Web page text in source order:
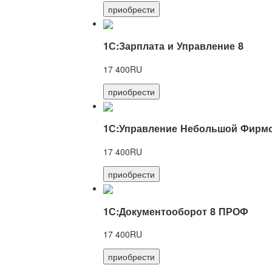
приобрести
1С:Зарплата и Управление 8
17 400RU
приобрести
1С:Управление Небольшой
17 400RU
приобрести
1С:Документооборот 8 ПРОФ
17 400RU
приобрести